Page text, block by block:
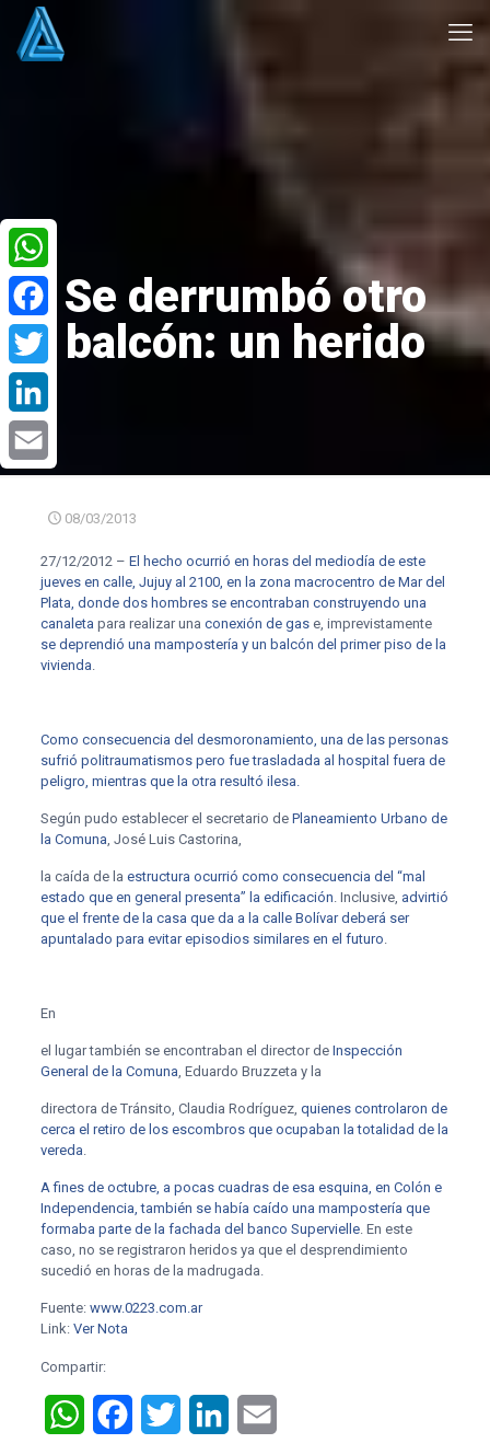
Se derrumbó otro
balcón: un herido
08/03/2013
27/12/2012 – El hecho ocurrió en horas del mediodía de este
jueves en calle, Jujuy al 2100, en la zona macrocentro de Mar del
Plata, donde dos hombres se encontraban construyendo una
canaleta para realizar una conexión de gase, imprevistamente
se deprendió una mampostería y un balcón del primer piso de la
vivienda.
Como consecuencia del desmoronamiento, una de las personas
sufrió politraumatismos pero fue trasladada al hospital fuera de
peligro, mientras que la otra resultó ilesa.
Según pudo establecer el secretario de Planeamiento Urbano de
la Comuna, José Luis Castorina,
la caída de la estructura ocurrió como consecuencia del “mal
estado que en general presenta” la edificación. Inclusive, advirtió
que el frente de la casa que da a la calle Bolívar deberá ser
apuntalado para evitar episodios similares en el futuro.
En
el lugar también se encontraban el director de Inspección
General de la Comuna, Eduardo Bruzzeta y la
directora de Tránsito, Claudia Rodríguez, quienes controlaron de
cerca el retiro de los escombros que ocupaban la totalidad de la
vereda.
A fines de octubre, a pocas cuadras de esa esquina, en Colón e
Independencia, también se había caído una mampostería que
formaba parte de la fachada del banco Supervielle. En este
caso, no se registraron heridos ya que el desprendimiento
sucedió en horas de la madrugada.
Fuente: www.0223.com.ar
Link: Ver Nota
Compartir:
WhatsAppFacebookTwitter LinkedIn
WhatsApp
Facebook
Twitter
LinkedIn
Email